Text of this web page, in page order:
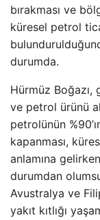
bırakması ve
küresel petrol
durumda.
Hürmüz
ve petrol ürünü
petrolünün
kapanması,
anlamına
durumdan
Avustralya ve
yakıt kıtlığı